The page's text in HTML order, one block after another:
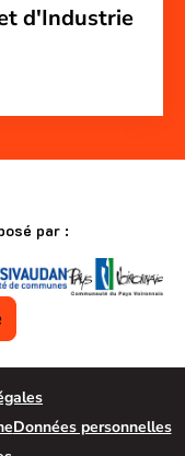
d'Industrie
par :
Données personnelles